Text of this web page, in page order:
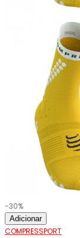
-30%
Adicionar
COMPRESSPORT